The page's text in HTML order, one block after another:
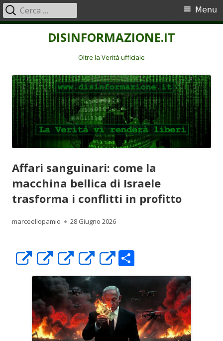
DISINFORMAZIONE.IT
Oltre la Verità ufficiale
Menu
principale
Menu
Ricerca
per:
Affari sanguinari: come la
macchina bellica di Israele
trasforma i conflitti in profitto
Autore
marceellopamio Pubblicato
28 Giugno 2026
Apre
in
una
nuova
finestra
Apre
in
una
nuova
finestra
Apre
in
una
nuova
finestra
Apre
in
una
nuova
finestra
Apre
in
una
nuova
finestra
o
n
di
vi